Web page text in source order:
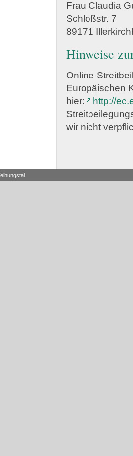
Frau Claudia
Schloßstr. 7
89171
Hinweise
Online-
Europäischen
hier:
http://
wir nicht